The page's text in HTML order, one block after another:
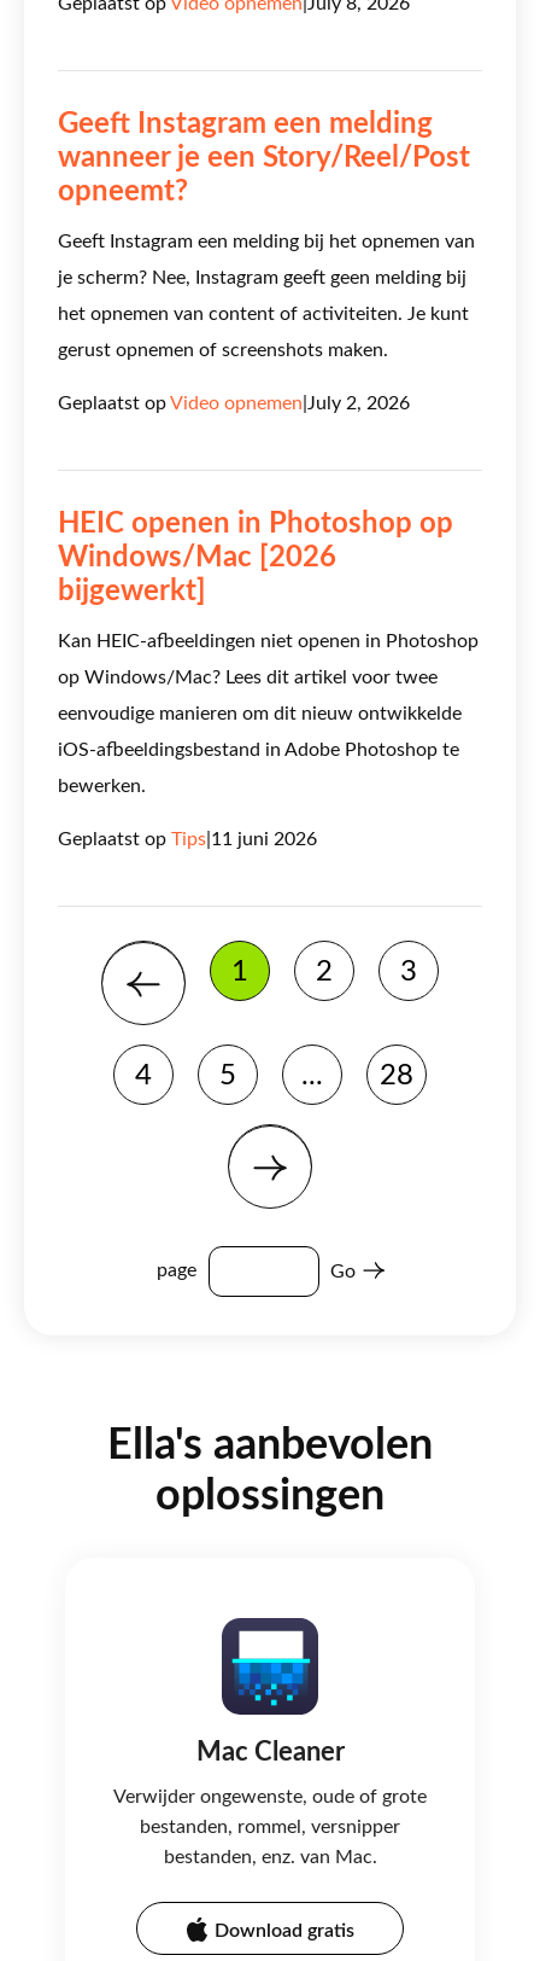
Geeft Instagram een ​​melding
wanneer je een Story/Reel/Post
opneemt?
Geeft Instagram een ​​melding bij het opnemen van
je scherm? Nee, Instagram geeft geen melding bij
het opnemen van content of activiteiten. Je kunt
gerust opnemen of screenshots maken.
Geplaatst opVideo opnemen July 2, 2026
HEIC openen in Photoshop op
Windows/Mac [2026
bijgewerkt]
Kan HEIC-afbeeldingen niet openen in Photoshop
op Windows/Mac? Lees dit artikel voor twee
eenvoudige manieren om dit nieuw ontwikkelde
iOS-afbeeldingsbestand in Adobe Photoshop te
bewerken.
Geplaatst op Tips 11 juni 2026
1 2 3
4 5 ... 28
page Go
Ella's aanbevolen
oplossingen
Mac Cleaner
Verwijder ongewenste, oude of grote
bestanden, rommel, versnipper
bestanden, enz. van Mac.
Download gratis